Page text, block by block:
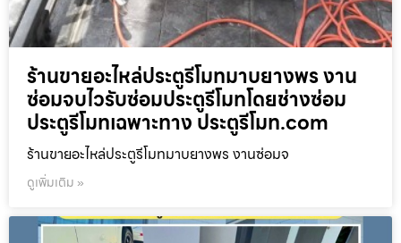
ร้านขายอะไหล่ประตูรีโมทมาบยางพร งาน
ซ่อมจบไวรับซ่อมประตูรีโมทโดยช่างซ่อม
ประตูรีโมทเฉพาะทาง ประตูรีโมท.com
ร้านขายอะไหล่ประตูรีโมทมาบยางพร งานซ่อมจ
ดูเพิ่มเติม »